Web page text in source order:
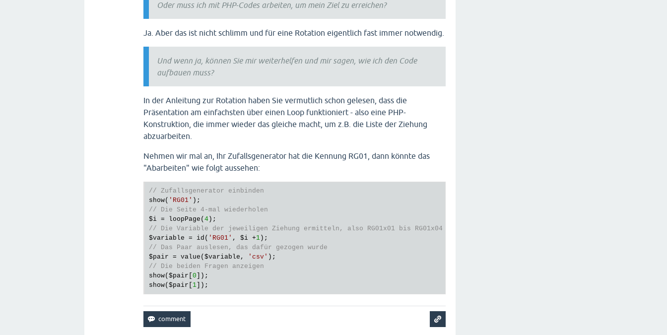
Oder muss ich mit PHP-Codes arbeiten, um mein Ziel zu erreichen?
Ja. Aber das ist nicht schlimm und für eine Rotation eigentlich fast immer notwendig.
Und wenn ja, können Sie mir weiterhelfen und mir sagen, wie ich den Code
aufbauen muss?
In der Anleitung zur Rotation haben Sie vermutlich schon gelesen, dass die
Präsentation am einfachsten über einen Loop funktioniert - also eine PHP-
Konstruktion, die immer wieder das gleiche macht, um z.B. die Liste der Ziehung
abzuarbeiten.
Nehmen wir mal an, Ihr Zufallsgenerator hat die Kennung RG01, dann könnte das
"Abarbeiten" wie folgt aussehen:
// Zufallsgenerator einbinden
show( 'RG01'
// Die Seite 4-mal wiederholen
$i = loopPage(4
// Die Variable der jeweiligen Ziehung ermitteln, also RG01x01 bis RG01x04
$variable = id( 'RG01' , $i +1
// Das Paar auslesen, das dafür gezogen wurde
$pair = value($variable , 'csv'
// Die beiden Fragen anzeigen
show($pair [0 ]);
show($pair 1